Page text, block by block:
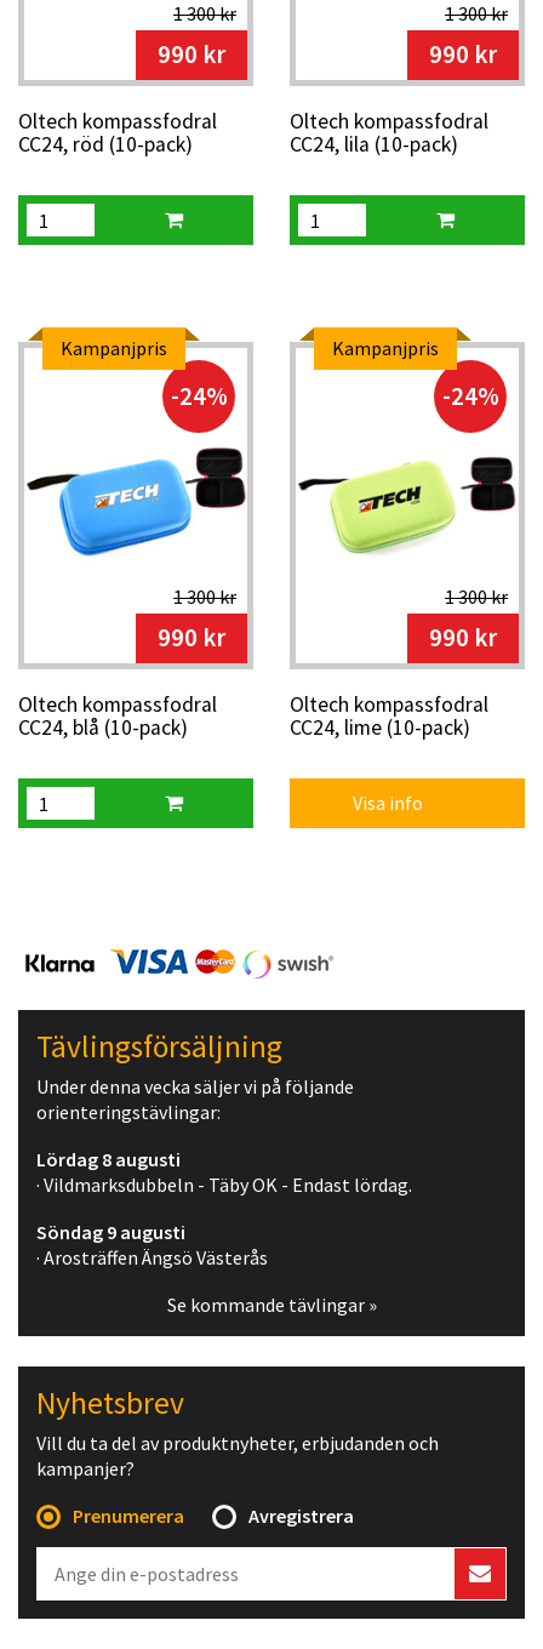
1 300 kr
990 kr
Oltech kompassfodral
CC24, röd (10-pack)
1 300 kr
990 kr
Oltech kompassfodral
CC24, lila (10-pack)
Kampanjpris
-24%
1 300 kr
990 kr
Oltech kompassfodral
CC24, blå (10-pack)
Kampanjpris
-24%
1 300 kr
990 kr
Oltech kompassfodral
CC24, lime (10-pack)
Visa info
Tävlingsförsäljning
Under denna vecka säljer vi på följande
orienteringstävlingar:
Lördag 8 augusti
· Vildmarksdubbeln - Täby OK - Endast lördag.
Söndag 9 augusti
· Arosträffen Ängsö Västerås
Se kommande tävlingar »
Nyhetsbrev
Vill du ta del av produktnyheter, erbjudanden och
kampanjer?
Prenumerera
Avregistrera